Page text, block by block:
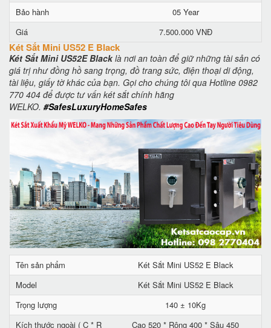
Bảo hành
05 Year
Giá
7.500.000 VNĐ
Két Sắt Mini US52 E Black
Két Sắt Mini US52E Blacklà nơi an toàn để giữ những tài sản có
giá trị như đồng hồ sang trọng, đồ trang sức, điện thoại di động,
tài liệu, giấy tờ khác của bạn. Gọi cho chúng tôi qua Hotline 0982
770 404 để được tư vấn két sắt chính hãng
WELKO. #SafesLuxuryHomeSafes
Tên sản phẩm
Két Sắt Mini US52 E Black
Model
Két Sắt Mini US52 E Black
Trọng lượng
140 ± 10Kg
Kích thước ngoài ( C * R
Cao 520 * Rộng 400 * Sâu 450